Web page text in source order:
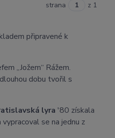
strana z 1
připravené k
„Jožem“ Rážem.
dobu tvořil s
lyra '80 získala
se na jednu z